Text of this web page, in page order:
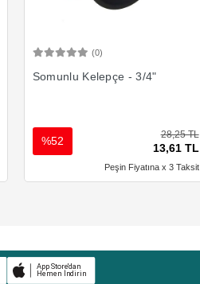
(0)
Somunlu Kelepçe - 3/4"
28,25 TL
13,61 TL
%52
Peşin Fiyatına x 3 Taksit